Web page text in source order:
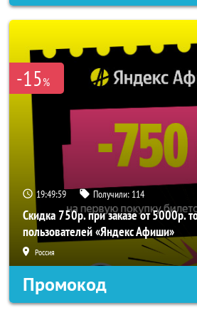
-15%
19:49:57 Получили: 114
Скидка 750р. при заказе от 5000р.
пользователей «Яндекс Афиши»
Россия
Промокод